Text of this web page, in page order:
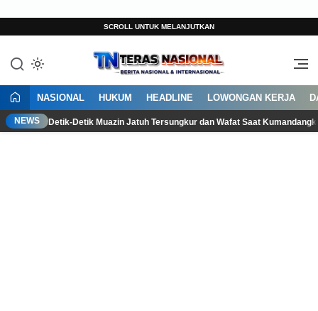
SCROLL UNTUK MELANJUTKAN
Teras Nasional
Berita Terkini Indonesia Hari Ini
NASIONAL HUKUM HEADLINE LOWONGAN KERJA
NEWS Detik-Detik Muazin Jatuh Tersungkur dan Wafat Saat